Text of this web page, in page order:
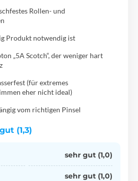
Rollen- und
Produkt notwendig ist
„5A Scotch“, der weniger hart
(für extremes
eher nicht ideal)
vom richtigen Pinsel
(1,3)
sehr gut (1,0)
sehr gut (1,0)